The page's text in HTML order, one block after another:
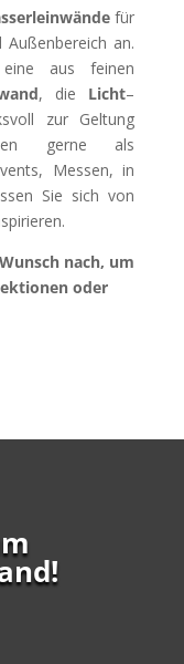
für
an.
aus feinen
, die Licht–
zur Geltung
gerne als
Messen, in
Sie sich von
nach, um
oder